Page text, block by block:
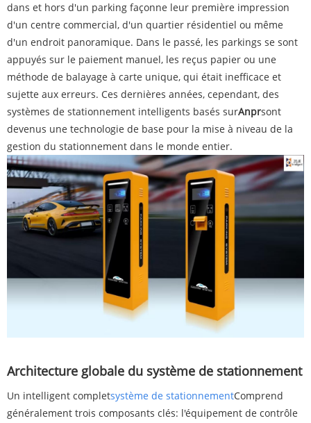
dans et hors d'un parking façonne leur première impression
d'un centre commercial, d'un quartier résidentiel ou même
d'un endroit panoramique. Dans le passé, les parkings se sont
appuyés sur le paiement manuel, les reçus papier ou une
méthode de balayage à carte unique, qui était inefficace et
sujette aux erreurs. Ces dernières années, cependant, des
systèmes de stationnement intelligents basés surAnprsont
devenus une technologie de base pour la mise à niveau de la
gestion du stationnement dans le monde entier.
Architecture globale du système de stationnement
Un intelligent completsystème de stationnementComprend
généralement trois composants clés: l'équipement de contrôle